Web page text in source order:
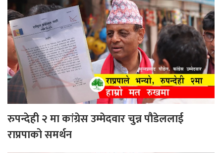
रुपन्देही २ मा कांग्रेस उम्मेदवार चुन्न पौडेललाई
राप्रपाको समर्थन